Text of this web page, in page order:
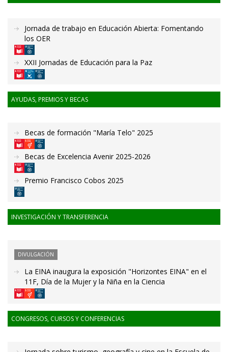
Jornada de trabajo en Educación Abierta: Fomentando
los OER
XXII Jornadas de Educación para la Paz
AYUDAS, PREMIOS Y BECAS
Becas de formación "María Telo" 2025
Becas de Excelencia Avenir 2025-2026
Premio Francisco Cobos 2025
INVESTIGACIÓN Y TRANSFERENCIA
DIVULGACIÓN
La EINA inaugura la exposición "Horizontes EINA" en el
11F, Día de la Mujer y la Niña en la Ciencia
CONGRESOS, CURSOS Y CONFERENCIAS